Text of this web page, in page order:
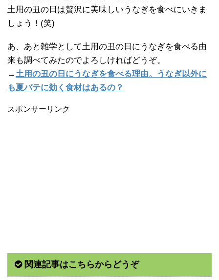
土用の丑の日は贅沢に美味しいうなぎを食べにいきま
しょう！(笑)
あ、あと雑学として土用の丑の日にうなぎを食べる由
来も調べてみたのでよろしければどうぞ。
→土用の丑の日にうなぎを食べる理由。うなぎ以外に
も夏バテに効く食材はあるの？
スポンサーリンク
関連記事はこちらからどうぞ